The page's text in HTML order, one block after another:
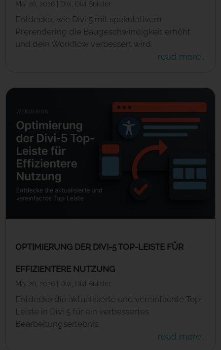
Mai 26, 2026 Divi Divi Builder
Entdecke, wie Divi 5 mit spekulativem
Prerendering die Baugeschwindigkeit erhöht
und dein Workflow verbessert wird.
read more...
OPTIMIERUNG DER DIVI-5 TOP-LEISTE FÜR
EFFIZIENTERE NUTZUNG
Mai 26, 2026 Divi Divi Builder
Entdecke die aktualisierte und vereinfachte Top-
Leiste in Divi 5 für ein verbessertes
Bearbeitungserlebnis.
read more...